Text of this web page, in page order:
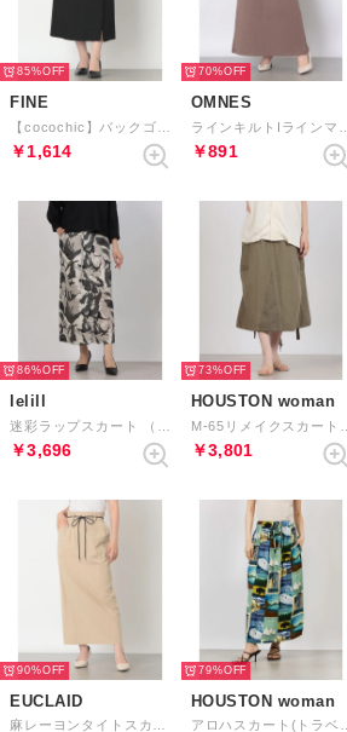
85%
FINE
￥1,614
70%
OMNES
￥891
86%
lelill
￥3,696
73%
HOUSTON woman
￥3,801
90%
EUCLAID
79%
HOUSTON woman